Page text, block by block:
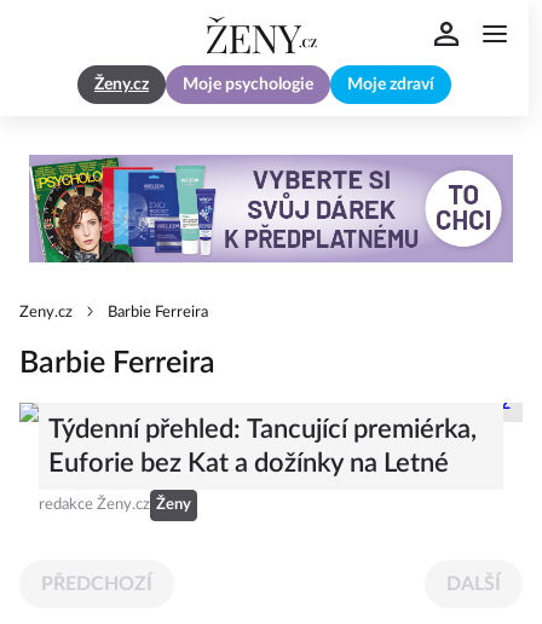
Ženy.cz Moje psychologie Moje zdraví
Zeny.cz Barbie Ferreira
Barbie Ferreira
Týdenní přehled: Tancující premiérka,
Euforie bez Kat a dožínky na Letné
redakce Ženy.cz Ženy
PŘEDCHOZÍ DALŠÍ